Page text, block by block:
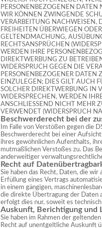
PERSONENBEZOGENEN DATEN
WIR KÖNNEN ZWINGENDE
VERARBEITUNG NACHWEISEN,
FREIHEITEN ÜBERWIEGEN
GELTENDMACHUNG,
RECHTSANSPRÜCHEN
WERDEN IHRE
DIREKTWERBUNG ZU
WIDERSPRUCH GEGEN DIE
PERSONENBEZOGENER DATEN
EINZULEGEN; DIES GILT AUCH
SOLCHER DIREKTWERBUNG IN
WIDERSPRECHEN, WERDEN
ANSCHLIESSEND NICHT MEHR
VERWENDET (WIDERSPRUCH
Beschwerderecht bei der
Im Falle von Verstößen gegen die
Beschwerderecht bei einer
ihres gewöhnlichen Aufenthalts,
mutmaßlichen Verstoßes zu. Das
anderweitiger
Recht auf
Sie haben das Recht, Daten, die
Erfüllung eines Vertrags
in einem gängigen,
die direkte Übertragung der Daten
erfolgt dies nur, soweit es
Auskunft, Berichtigung und
Sie haben im Rahmen der
Recht auf unentgeltliche Auskunft